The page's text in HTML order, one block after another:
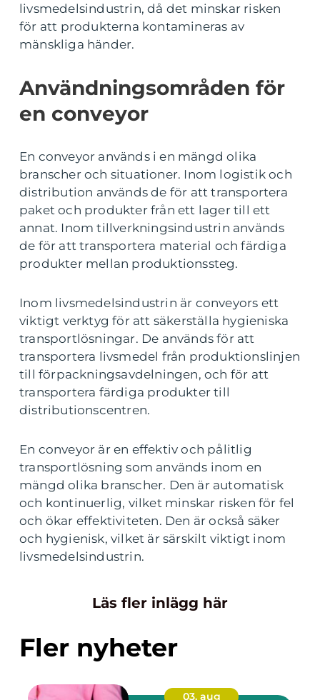
livsmedelsindustrin, då det minskar risken
för att produkterna kontamineras av
mänskliga händer.
Användningsområden för
en conveyor
En conveyor används i en mängd olika
branscher och situationer. Inom logistik och
distribution används de för att transportera
paket och produkter från ett lager till ett
annat. Inom tillverkningsindustrin används
de för att transportera material och färdiga
produkter mellan produktionssteg.
Inom livsmedelsindustrin är conveyors ett
viktigt verktyg för att säkerställa hygieniska
transportlösningar. De används för att
transportera livsmedel från produktionslinjen
till förpackningsavdelningen, och för att
transportera färdiga produkter till
distributionscentren.
En conveyor är en effektiv och pålitlig
transportlösning som används inom en
mängd olika branscher. Den är automatisk
och kontinuerlig, vilket minskar risken för fel
och ökar effektiviteten. Den är också säker
och hygienisk, vilket är särskilt viktigt inom
livsmedelsindustrin.
Läs fler inlägg här
Fler nyheter
03. aug